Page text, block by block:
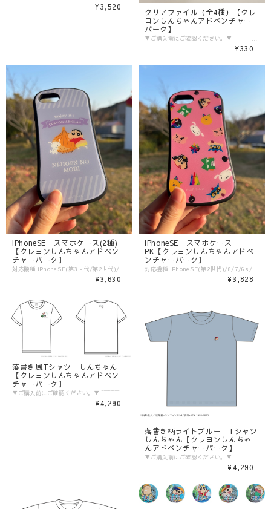
¥3,520
クリアファイル（全4種）【クレ
ヨンしんちゃんアドベンチャー
パーク】
▼ご購入前にご確認ください。▼ ‾‾‾‾‾‾‾‾‾‾‾‾‾‾‾ 〈発送目安〉 ご注文日より5日〜10日 （コンビニ決済/銀行振込の場合はご入金の確認日から5〜10日程度が発送目安となります） ※発送目安の期間内における発送日の個別のお問い合わせにはお応え致しかねます。 ※異なる注文IDの商品を一括で梱包・発送することは対応いたしかねます。ご了承ください。 ※配送業者のご指定は受けたまわっておりません。 ※配送日時のご希望に関しましては可能な範囲で対応させていただきます。ご注文状況に応じて対応ができない場合もごさいますので予めご了承ください。 ご注文時の備考欄に「日付指定希望」「ご希望の日時」をご記載ください。 ※商品発送後の住所変更は行っておりません。ご自身配送業者へご連絡をお願いいたします。 ※プレゼント梱包やラッピングは行っておりません。 〈注意事項〉 ※表示価格は税込みです。 ※商品画像はイメージです。実際の商品の色・デザインとは異なる場合がございます。 ※商品価格・デザイン・仕様・発送日など諸般の事情により、予告なく変更・延期・中止する場合がございます。 ※ご注文後、お客様のご都合によるキャンセル・交換はお受けいたしかねます。 ※在庫に関するお問い合わせ（現在の在庫数や入荷予定等）にはご対応いたしかねます。 ※商品のお届け先は日本国内のみです。 ※商品の第三者への転売やオークションでの出品・転売を固く禁止致します。転売等のトラブルに関しては、一切責任は負いかねます。 〈商品返品・交換について〉 ※不良品・ご注文商品と異なる商品が届いた場合は、商品到着後7日以内に、「お問い合わせフォーム」よりご連絡下さい。 弊社基準による良品、又は代替品との交換、在庫切れ等弊社が応じられない場合は、相当金額を返金いたします。返送、再送にかかる送料は、弊社が負担いたします。 ※原則として、お客様のご都合による購入商品の返品・交換はお受けできません。 ※初期不良に伴う交換は原則未使用に限り、商品ご到着から7日までとさせていただきます。また、ご到着後7日以内であっても、使用感の認められる商品についての交換はできかねます。ブラインド商品など、開封しないと状態がわからない商品に関しては、画像をお送りいただき判断させていただきます。 ※大量生産による若干の個体差（製品イメージを大きく損なわない程度の塗装ムラ・微細なキズ・縫製など）に関しましては交換対象外となります。 ※外袋、外箱につきましては、商品の梱包材となりますため、本体に影響を及ぼすような凹み、破損を除き、汚れや傷などでの交換は出来かねます。 ※交換対応につきましては、お客様の主観では無く、弊社にて不良の判断を行なうものであることをご理解ください。
¥330
iPhoneSE スマホケース(2種)
【クレヨンしんちゃんアドベン
チャーパーク】
対応機種 iPhoneSE(第3世代/第2世代)/8/7/6s/6 ▼ご購入前にご確認ください。▼ ‾‾‾‾‾‾‾‾‾‾‾‾‾‾‾ 〈発送目安〉 ご注文日より5日〜10日 （コンビニ決済/銀行振込の場合はご入金の確認日から5〜10日程度が発送目安となります） ※発送目安の期間内における発送日の個別のお問い合わせにはお応え致しかねます。 ※異なる注文IDの商品を一括で梱包・発送することは対応いたしかねます。ご了承ください。 ※配送業者のご指定は受けたまわっておりません。 ※配送日時のご希望に関しましては可能な範囲で対応させていただきます。ご注文状況に応じて対応ができない場合もごさいますので予めご了承ください。 ご注文時の備考欄に「日付指定希望」「ご希望の日時」をご記載ください。 ※商品発送後の住所変更は行っておりません。ご自身配送業者へご連絡をお願いいたします。 ※プレゼント梱包やラッピングは行っておりません。 〈注意事項〉 ※表示価格は税込みです。 ※商品画像はイメージです。実際の商品の色・デザインとは異なる場合がございます。 ※商品価格・デザイン・仕様・発送日など諸般の事情により、予告なく変更・延期・中止する場合がございます。 ※ご注文後、お客様のご都合によるキャンセル・交換はお受けいたしかねます。 ※在庫に関するお問い合わせ（現在の在庫数や入荷予定等）にはご対応いたしかねます。 ※商品のお届け先は日本国内のみです。 ※商品の第三者への転売やオークションでの出品・転売を固く禁止致します。転売等のトラブルに関しては、一切責任は負いかねます。 〈商品返品・交換について〉 ※不良品・ご注文商品と異なる商品が届いた場合は、商品到着後7日以内に、「お問い合わせフォーム」よりご連絡下さい。 弊社基準による良品、又は代替品との交換、在庫切れ等弊社が応じられない場合は、相当金額を返金いたします。返送、再送にかかる送料は、弊社が負担いたします。 ※原則として、お客様のご都合による購入商品の返品・交換はお受けできません。 ※初期不良に伴う交換は原則未使用に限り、商品ご到着から7日までとさせていただきます。また、ご到着後7日以内であっても、使用感の認められる商品についての交換はできかねます。ブラインド商品など、開封しないと状態がわからない商品に関しては、画像をお送りいただき判断させていただきます。 ※大量生産による若干の個体差（製品イメージを大きく損なわない程度の塗装ムラ・微細なキズ・縫製など）に関しましては交換対象外となります。 ※外袋、外箱につきましては、商品の梱包材となりますため、本体に影響を及ぼすような凹み、破損を除き、汚れや傷などでの交換は出来かねます。 ※交換対応につきましては、お客様の主観では無く、弊社にて不良の判断を行なうものであることをご理解ください。
¥3,630
iPhoneSE スマホケース
PK【クレヨンしんちゃんアドベ
ンチャーパーク】
対応機種 iPhoneSE(第2世代)/8/7/6s/6 ▼ご購入前にご確認ください。▼ ‾‾‾‾‾‾‾‾‾‾‾‾‾‾‾ 〈発送目安〉 ご注文日より5日〜10日 （コンビニ決済/銀行振込の場合はご入金の確認日から5〜10日程度が発送目安となります） ※発送目安の期間内における発送日の個別のお問い合わせにはお応え致しかねます。 ※異なる注文IDの商品を一括で梱包・発送することは対応いたしかねます。ご了承ください。 ※配送業者のご指定は受けたまわっておりません。 ※配送日時のご希望に関しましては可能な範囲で対応させていただきます。ご注文状況に応じて対応ができない場合もごさいますので予めご了承ください。 ご注文時の備考欄に「日付指定希望」「ご希望の日時」をご記載ください。 ※商品発送後の住所変更は行っておりません。ご自身配送業者へご連絡をお願いいたします。 ※プレゼント梱包やラッピングは行っておりません。 〈注意事項〉 ※表示価格は税込みです。 ※商品画像はイメージです。実際の商品の色・デザインとは異なる場合がございます。 ※商品価格・デザイン・仕様・発送日など諸般の事情により、予告なく変更・延期・中止する場合がございます。 ※ご注文後、お客様のご都合によるキャンセル・交換はお受けいたしかねます。 ※在庫に関するお問い合わせ（現在の在庫数や入荷予定等）にはご対応いたしかねます。 ※商品のお届け先は日本国内のみです。 ※商品の第三者への転売やオークションでの出品・転売を固く禁止致します。転売等のトラブルに関しては、一切責任は負いかねます。 〈商品返品・交換について〉 ※不良品・ご注文商品と異なる商品が届いた場合は、商品到着後7日以内に、「お問い合わせフォーム」よりご連絡下さい。 弊社基準による良品、又は代替品との交換、在庫切れ等弊社が応じられない場合は、相当金額を返金いたします。返送、再送にかかる送料は、弊社が負担いたします。 ※原則として、お客様のご都合による購入商品の返品・交換はお受けできません。 ※初期不良に伴う交換は原則未使用に限り、商品ご到着から7日までとさせていただきます。また、ご到着後7日以内であっても、使用感の認められる商品についての交換はできかねます。ブラインド商品など、開封しないと状態がわからない商品に関しては、画像をお送りいただき判断させていただきます。 ※大量生産による若干の個体差（製品イメージを大きく損なわない程度の塗装ムラ・微細なキズ・縫製など）に関しましては交換対象外となります。 ※外袋、外箱につきましては、商品の梱包材となりますため、本体に影響を及ぼすような凹み、破損を除き、汚れや傷などでの交換は出来かねます。 ※交換対応につきましては、お客様の主観では無く、弊社にて不良の判断を行なうものであることをご理解ください。
¥3,828
落書き風Tシャツ しんちゃん
【クレヨンしんちゃんアドベン
チャーパーク】
▼ご購入前にご確認ください。▼ ‾‾‾‾‾‾‾‾‾‾‾‾‾‾‾ 〈発送目安〉 ご注文日より5日〜10日 （コンビニ決済/銀行振込の場合はご入金の確認日から5〜10日程度が発送目安となります） ※発送目安の期間内における発送日の個別のお問い合わせにはお応え致しかねます。 ※異なる注文IDの商品を一括で梱包・発送することは対応いたしかねます。ご了承ください。 ※配送業者のご指定は受けたまわっておりません。 ※配送日時のご希望に関しましては可能な範囲で対応させていただきます。ご注文状況に応じて対応ができない場合もごさいますので予めご了承ください。 ご注文時の備考欄に「日付指定希望」「ご希望の日時」をご記載ください。 ※商品発送後の住所変更は行っておりません。ご自身配送業者へご連絡をお願いいたします。 ※プレゼント梱包やラッピングは行っておりません。 〈注意事項〉 ※表示価格は税込みです。 ※商品画像はイメージです。実際の商品の色・デザインとは異なる場合がございます。 ※商品価格・デザイン・仕様・発送日など諸般の事情により、予告なく変更・延期・中止する場合がございます。 ※ご注文後、お客様のご都合によるキャンセル・交換はお受けいたしかねます。 ※在庫に関するお問い合わせ（現在の在庫数や入荷予定等）にはご対応いたしかねます。 ※商品のお届け先は日本国内のみです。 ※商品の第三者への転売やオークションでの出品・転売を固く禁止致します。転売等のトラブルに関しては、一切責任は負いかねます。 〈商品返品・交換について〉 ※不良品・ご注文商品と異なる商品が届いた場合は、商品到着後7日以内に、「お問い合わせフォーム」よりご連絡下さい。 弊社基準による良品、又は代替品との交換、在庫切れ等弊社が応じられない場合は、相当金額を返金いたします。返送、再送にかかる送料は、弊社が負担いたします。 ※原則として、お客様のご都合による購入商品の返品・交換はお受けできません。 ※初期不良に伴う交換は原則未使用に限り、商品ご到着から7日までとさせていただきます。また、ご到着後7日以内であっても、使用感の認められる商品についての交換はできかねます。ブラインド商品など、開封しないと状態がわからない商品に関しては、画像をお送りいただき判断させていただきます。 ※大量生産による若干の個体差（製品イメージを大きく損なわない程度の塗装ムラ・微細なキズ・縫製など）に関しましては交換対象外となります。 ※外袋、外箱につきましては、商品の梱包材となりますため、本体に影響を及ぼすような凹み、破損を除き、汚れや傷などでの交換は出来かねます。 ※交換対応につきましては、お客様の主観では無く、弊社にて不良の判断を行なうものであることをご理解ください。
¥4,290
落書き柄ライトブルー Tシャツ
しんちゃん【クレヨンしんちゃ
んアドベンチャーパーク】
▼ご購入前にご確認ください。▼ ‾‾‾‾‾‾‾‾‾‾‾‾‾‾‾ 〈発送目安〉 ご注文日より5日〜10日 （コンビニ決済/銀行振込の場合はご入金の確認日から5〜10日程度が発送目安となります） ※発送目安の期間内における発送日の個別のお問い合わせにはお応え致しかねます。 ※異なる注文IDの商品を一括で梱包・発送することは対応いたしかねます。ご了承ください。 ※配送業者のご指定は受けたまわっておりません。 ※配送日時のご希望に関しましては可能な範囲で対応させていただきます。ご注文状況に応じて対応ができない場合もごさいますので予めご了承ください。 ご注文時の備考欄に「日付指定希望」「ご希望の日時」をご記載ください。 ※商品発送後の住所変更は行っておりません。ご自身配送業者へご連絡をお願いいたします。 ※プレゼント梱包やラッピングは行っておりません。 〈注意事項〉 ※表示価格は税込みです。 ※商品画像はイメージです。実際の商品の色・デザインとは異なる場合がございます。 ※商品価格・デザイン・仕様・発送日など諸般の事情により、予告なく変更・延期・中止する場合がございます。 ※ご注文後、お客様のご都合によるキャンセル・交換はお受けいたしかねます。 ※在庫に関するお問い合わせ（現在の在庫数や入荷予定等）にはご対応いたしかねます。 ※商品のお届け先は日本国内のみです。 ※商品の第三者への転売やオークションでの出品・転売を固く禁止致します。転売等のトラブルに関しては、一切責任は負いかねます。 〈商品返品・交換について〉 ※不良品・ご注文商品と異なる商品が届いた場合は、商品到着後7日以内に、「お問い合わせフォーム」よりご連絡下さい。 弊社基準による良品、又は代替品との交換、在庫切れ等弊社が応じられない場合は、相当金額を返金いたします。返送、再送にかかる送料は、弊社が負担いたします。 ※原則として、お客様のご都合による購入商品の返品・交換はお受けできません。 ※初期不良に伴う交換は原則未使用に限り、商品ご到着から7日までとさせていただきます。また、ご到着後7日以内であっても、使用感の認められる商品についての交換はできかねます。ブラインド商品など、開封しないと状態がわからない商品に関しては、画像をお送りいただき判断させていただきます。 ※大量生産による若干の個体差（製品イメージを大きく損なわない程度の塗装ムラ・微細なキズ・縫製など）に関しましては交換対象外となります。 ※外袋、外箱につきましては、商品の梱包材となりますため、本体に影響を及ぼすような凹み、破損を除き、汚れや傷などでの交換は出来かねます。 ※交換対応につきましては、お客様の主観では無く、弊社にて不良の判断を行なうものであることをご理解ください。
¥4,290